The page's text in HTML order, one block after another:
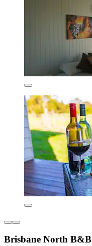
Brisbane North B&B